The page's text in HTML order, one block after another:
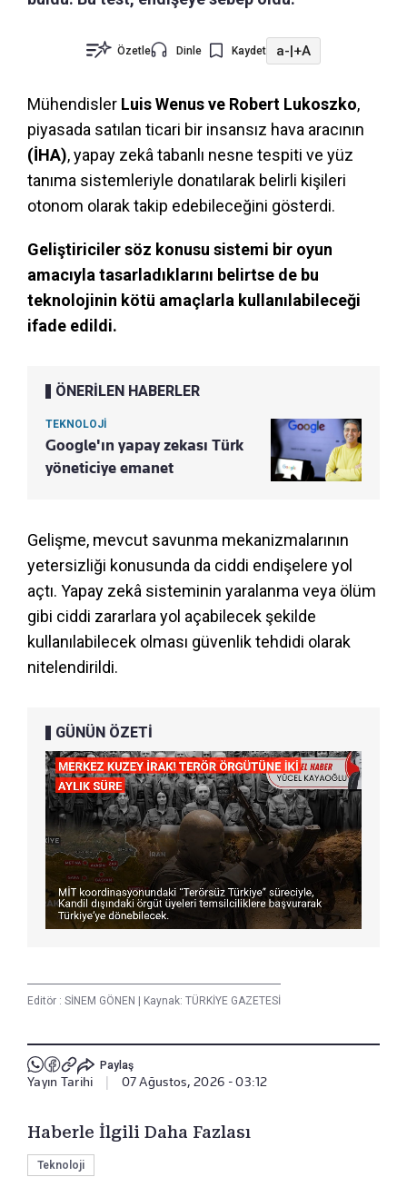
Özetle Dinle Kaydet a-|+A
Mühendisler Luis Wenus ve Robert Lukoszko,
piyasada satılan ticari bir insansız hava aracının
(İHA), yapay zekâ tabanlı nesne tespiti ve yüz
tanıma sistemleriyle donatılarak belirli kişileri
otonom olarak takip edebileceğini gösterdi.
Geliştiriciler söz konusu sistemi bir oyun
amacıyla tasarladıklarını belirtse de bu
teknolojinin kötü amaçlarla kullanılabileceği
ifade edildi.
ÖNERİLEN HABERLER
TEKNOLOJİ
Google'ın yapay zekası Türk
yöneticiye emanet
Gelişme, mevcut savunma mekanizmalarının
yetersizliği konusunda da ciddi endişelere yol
açtı. Yapay zekâ sisteminin yaralanma veya ölüm
gibi ciddi zararlara yol açabilecek şekilde
kullanılabilecek olması güvenlik tehdidi olarak
nitelendirildi.
GÜNÜN ÖZETİ
Editör : SİNEM GÖNEN Kaynak: TÜRKİYE GAZETESİ
Paylaş
Yayın Tarihi 07 Ağustos, 2026 - 03:12
Haberle İlgili Daha Fazlası
Teknoloji